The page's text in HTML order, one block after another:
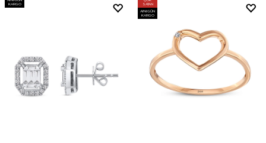
KARGO
SATAN
AYNI GÜN
KARGO